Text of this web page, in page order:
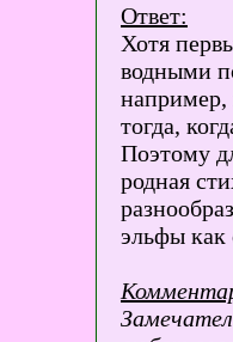
Ответ:
Хотя
водными
например,
тогда,
Поэтому
родная
эльфы как